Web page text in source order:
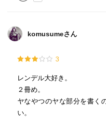
komusumeさん
3
レンデル大好き。
２冊め。
ヤなやつのヤな部分を書く
い。